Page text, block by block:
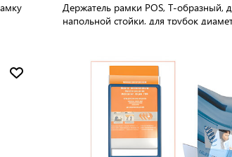
Держатель рамки POS, Т-образный,
напольной стойки, для трубок
Доставка от 2 до 3 дней